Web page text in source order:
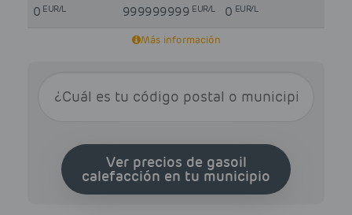
0 EUR/L 999999999 EUR/L 0 EUR/L
Más información
Ver precios de gasoil
calefacción en tu municipio